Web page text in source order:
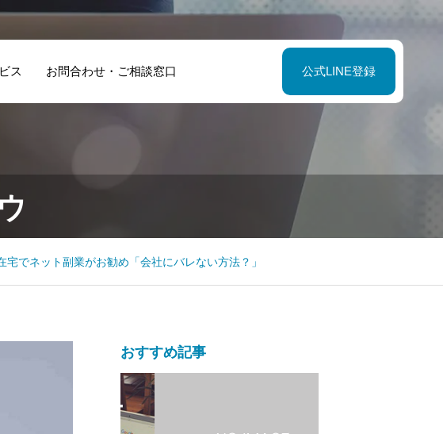
ス お問合わせ・ご相談窓口 公式LINE登録
宅でネット副業がお勧め「会社にバレない方法？」
おすすめ記事